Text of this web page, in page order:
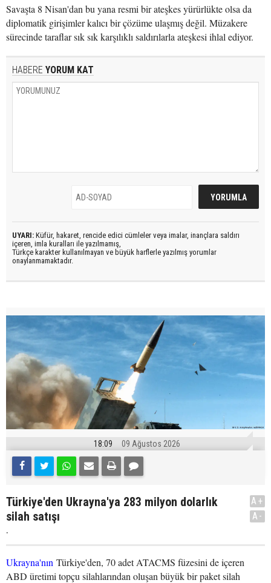
Savaşta 8 Nisan'dan bu yana resmi bir ateşkes yürürlükte olsa da
diplomatik girişimler kalıcı bir çözüme ulaşmış değil. Müzakere
sürecinde taraflar sık sık karşılıklı saldırılarla ateşkesi ihlal ediyor.
HABERE YORUM KAT
UYARI: Küfür, hakaret, rencide edici cümleler veya imalar, inançlara saldırı
içeren, imla kuralları ile yazılmamış,
Türkçe karakter kullanılmayan ve büyük harflerle yazılmış yorumlar
onaylanmamaktadır.
18:09 09 Ağustos 2026
Türkiye'den Ukrayna'ya 283 milyon dolarlık
silah satışı
.
A+
A-
Ukrayna'nın Türkiye'den, 70 adet ATACMS füzesini de içeren
ABD üretimi topçu silahlarından oluşan büyük bir paket silah